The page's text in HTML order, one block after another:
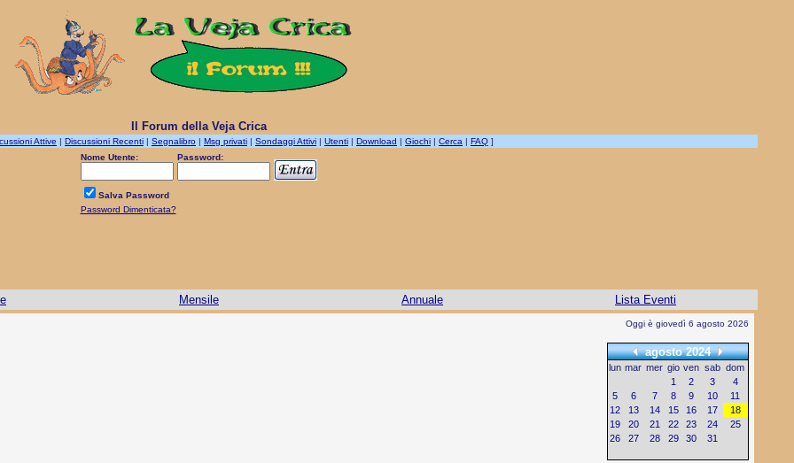
Il Forum della Veja Crica
Attive | Discussioni Recenti | Segnalibro | Msg privati | Sondaggi Attivi | Utenti | Download | Giochi | Cerca | FAQ ]
Nome Utente:
Password:
Salva Password
Password Dimenticata?
Mensile Annuale Lista Eventi
Oggi è giovedì 6 agosto 2026
agosto 2024
lun mar mer gio ven sab dom
1
2 3
4
5
6 7 8 9 10
11
12
13 14 15 16 17
18
19
20 21 22 23 24
25
26
27 28 29 30 31